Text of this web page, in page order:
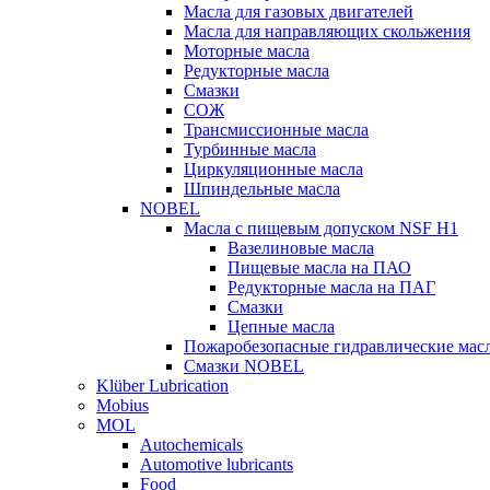
Масла для газовых двигателей
Масла для направляющих скольжения
Моторные масла
Редукторные масла
Смазки
СОЖ
Трансмиссионные масла
Турбинные масла
Циркуляционные масла
Шпиндельные масла
NOBEL
Масла с пищевым допуском NSF H1
Вазелиновые масла
Пищевые масла на ПАО
Редукторные масла на ПАГ
Смазки
Цепные масла
Пожаробезопасные гидравлические
Смазки NOBEL
Klüber Lubrication
Mobius
MOL
Autochemicals
Automotive lubricants
Food